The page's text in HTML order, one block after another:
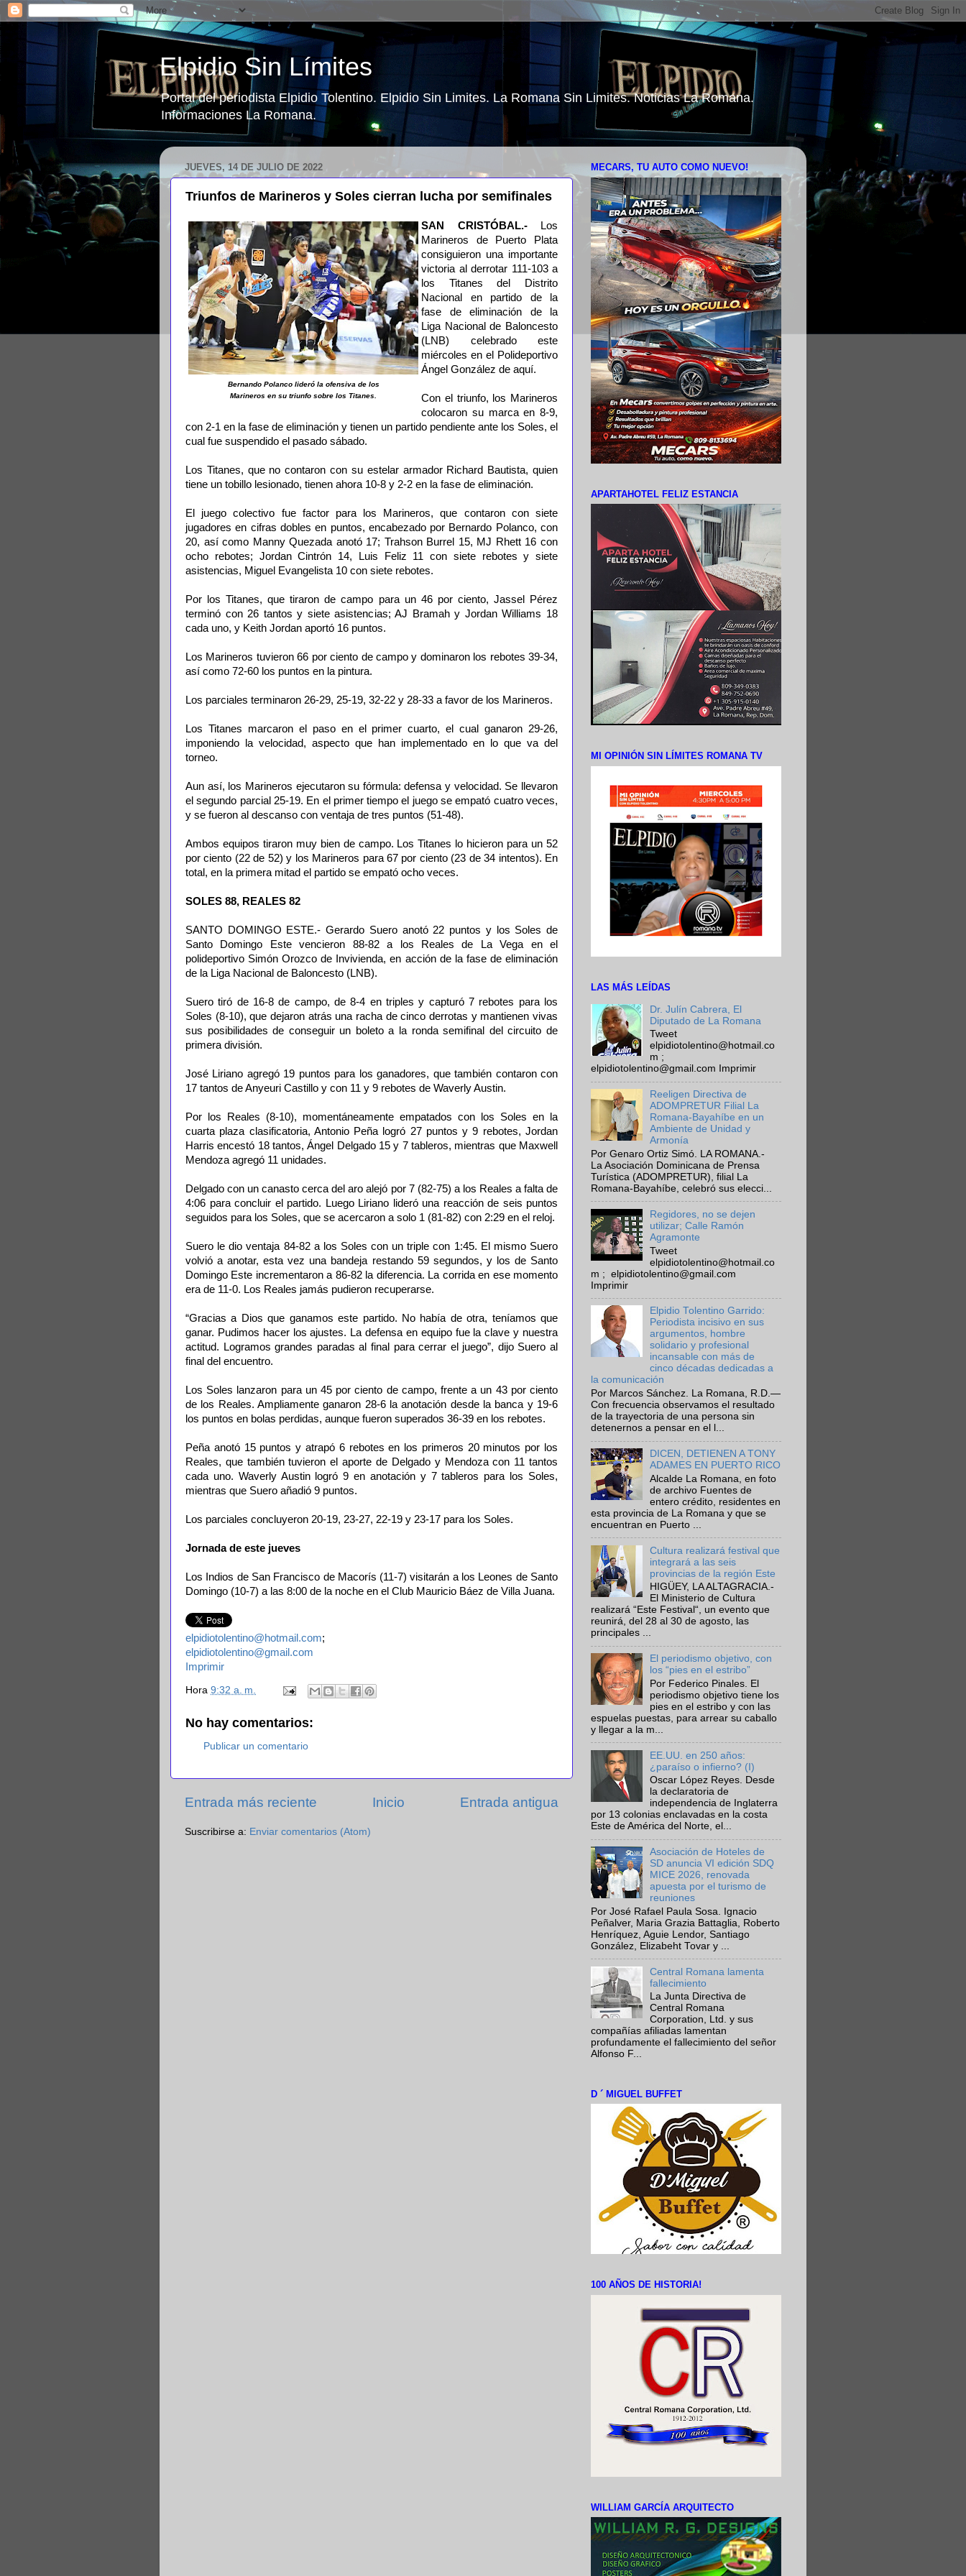
Elpidio Sin Límites
Portal del periodista Elpidio Tolentino. Elpidio Sin Limites. La Romana Sin Limites. Noticias La Romana.
Informaciones La Romana.
JUEVES, 14 DE JULIO DE 2022
Triunfos de Marineros y Soles cierran lucha por semifinales
Bernando Polanco lideró la ofensiva de los
Marineros en su triunfo sobre los Titanes.
SAN CRISTÓBAL.-
Los
Marineros de Puerto Plata
consiguieron una importante
victoria al derrotar 111-103 a
los Titanes del Distrito
Nacional en partido de la
fase de eliminación de la
Liga Nacional de Baloncesto
(LNB) celebrado este
miércoles en el Polideportivo
Ángel González de aquí.
Con el triunfo, los Marineros
colocaron su marca en 8-9,
con 2-1 en la fase de eliminación y tienen un partido pendiente ante los Soles, el
cual fue suspendido el pasado sábado.
Los Titanes, que no contaron con su estelar armador Richard Bautista, quien
tiene un tobillo lesionado, tienen ahora 10-8 y 2-2 en la fase de eliminación.
El juego colectivo fue factor para los Marineros, que contaron con siete
jugadores en cifras dobles en puntos, encabezado por Bernardo Polanco, con
20, así como Manny Quezada anotó 17; Trahson Burrel 15, MJ Rhett 16 con
ocho rebotes; Jordan Cintrón 14, Luis Feliz 11 con siete rebotes y siete
asistencias, Miguel Evangelista 10 con siete rebotes.
Por los Titanes, que tiraron de campo para un 46 por ciento, Jassel Pérez
terminó con 26 tantos y siete asistencias; AJ Bramah y Jordan Williams 18
cada uno, y Keith Jordan aportó 16 puntos.
Los Marineros tuvieron 66 por ciento de campo y dominaron los rebotes 39-34,
así como 72-60 los puntos en la pintura.
Los parciales terminaron 26-29, 25-19, 32-22 y 28-33 a favor de los Marineros.
Los Titanes marcaron el paso en el primer cuarto, el cual ganaron 29-26,
imponiendo la velocidad, aspecto que han implementado en lo que va del
torneo.
Aun así, los Marineros ejecutaron su fórmula: defensa y velocidad. Se llevaron
el segundo parcial 25-19. En el primer tiempo el juego se empató cuatro veces,
y se fueron al descanso con ventaja de tres puntos (51-48).
Ambos equipos tiraron muy bien de campo. Los Titanes lo hicieron para un 52
por ciento (22 de 52) y los Marineros para 67 por ciento (23 de 34 intentos). En
total, en la primera mitad el partido se empató ocho veces.
SOLES 88, REALES 82
SANTO DOMINGO ESTE.- Gerardo Suero anotó 22 puntos y los Soles de
Santo Domingo Este vencieron 88-82 a los Reales de La Vega en el
polideportivo Simón Orozco de Invivienda, en acción de la fase de eliminación
de la Liga Nacional de Baloncesto (LNB).
Suero tiró de 16-8 de campo, de 8-4 en triples y capturó 7 rebotes para los
Soles (8-10), que dejaron atrás una racha de cinco derrotas y mantienen vivas
sus posibilidades de conseguir un boleto a la ronda semifinal del circuito de
primera división.
José Liriano agregó 19 puntos para los ganadores, que también contaron con
17 tantos de Anyeuri Castillo y con 11 y 9 rebotes de Waverly Austin.
Por los Reales (8-10), momentáneamente empatados con los Soles en la
cuarta plaza clasificatoria, Antonio Peña logró 27 puntos y 9 rebotes, Jordan
Harris encestó 18 tantos, Ángel Delgado 15 y 7 tableros, mientras que Maxwell
Mendoza agregó 11 unidades.
Delgado con un canasto cerca del aro alejó por 7 (82-75) a los Reales a falta de
4:06 para concluir el partido. Luego Liriano lideró una reacción de seis puntos
seguidos para los Soles, que se acercaron a solo 1 (81-82) con 2:29 en el reloj.
Suero le dio ventaja 84-82 a los Soles con un triple con 1:45. El mismo Suero
volvió a anotar, esta vez una bandeja restando 59 segundos, y los de Santo
Domingo Este incrementaron a 86-82 la diferencia. La corrida en ese momento
era de 11-0. Los Reales jamás pudieron recuperarse.
“Gracias a Dios que ganamos este partido. No había de otra, teníamos que
ganar. Pudimos hacer los ajustes. La defensa en equipo fue la clave y nuestra
actitud. Logramos grandes paradas al final para cerrar el juego”, dijo Suero al
final del encuentro.
Los Soles lanzaron para un 45 por ciento de campo, frente a un 43 por ciento
de los Reales. Ampliamente ganaron 28-6 la anotación desde la banca y 19-6
los puntos en bolas perdidas, aunque fueron superados 36-39 en los rebotes.
Peña anotó 15 puntos y atrapó 6 rebotes en los primeros 20 minutos por los
Reales, que también tuvieron el aporte de Delgado y Mendoza con 11 tantos
cada uno. Waverly Austin logró 9 en anotación y 7 tableros para los Soles,
mientras que Suero añadió 9 puntos.
Los parciales concluyeron 20-19, 23-27, 22-19 y 23-17 para los Soles.
Jornada de este jueves
Los Indios de San Francisco de Macorís (11-7) visitarán a los Leones de Santo
Domingo (10-7) a las 8:00 de la noche en el Club Mauricio Báez de Villa Juana.
elpidiotolentino@hotmail.com;
elpidiotolentino@gmail.com
Imprimir
Hora 9:32 a. m.
No hay comentarios:
Publicar un comentario
Entrada más reciente Entrada antigua
Inicio
Suscribirse a: Enviar comentarios (Atom)
MECARS, TU AUTO COMO NUEVO!
APARTAHOTEL FELIZ ESTANCIA
MI OPINIÓN SIN LÍMITES ROMANA TV
LAS MÁS LEÍDAS
Dr. Julín Cabrera, El
Diputado de La Romana
Tweet
elpidiotolentino@hotmail.co
m ;
elpidiotolentino@gmail.com Imprimir
Reeligen Directiva de
ADOMPRETUR Filial La
Romana-Bayahíbe en un
Ambiente de Unidad y
Armonía
Por Genaro Ortiz Simó. LA ROMANA.-
La Asociación Dominicana de Prensa
Turística (ADOMPRETUR), filial La
Romana-Bayahíbe, celebró sus elecci...
Regidores, no se dejen
utilizar; Calle Ramón
Agramonte
Tweet
elpidiotolentino@hotmail.co
m ; elpidiotolentino@gmail.com
Imprimir
Elpidio Tolentino Garrido:
Periodista incisivo en sus
argumentos, hombre
solidario y profesional
incansable con más de
cinco décadas dedicadas a
la comunicación
Por Marcos Sánchez. La Romana, R.D.—
Con frecuencia observamos el resultado
de la trayectoria de una persona sin
detenernos a pensar en el l...
DICEN, DETIENEN A TONY
ADAMES EN PUERTO RICO
Alcalde La Romana, en foto
de archivo Fuentes de
entero crédito, residentes en
esta provincia de La Romana y que se
encuentran en Puerto ...
Cultura realizará festival que
integrará a las seis
provincias de la región Este
HIGÜEY, LA ALTAGRACIA.-
El Ministerio de Cultura
realizará “Este Festival“, un evento que
reunirá, del 28 al 30 de agosto, las
principales ...
El periodismo objetivo, con
los “pies en el estribo”
Por Federico Pinales. El
periodismo objetivo tiene los
pies en el estribo y con las
espuelas puestas, para arrear su caballo
y llegar a la m...
EE.UU. en 250 años:
¿paraíso o infierno? (I)
Oscar López Reyes. Desde
la declaratoria de
independencia de Inglaterra
por 13 colonias enclavadas en la costa
Este de América del Norte, el...
Asociación de Hoteles de
SD anuncia VI edición SDQ
MICE 2026, renovada
apuesta por el turismo de
reuniones
Por José Rafael Paula Sosa. Ignacio
Peñalver, Maria Grazia Battaglia, Roberto
Henríquez, Aguie Lendor, Santiago
González, Elizabeht Tovar y ...
Central Romana lamenta
fallecimiento
La Junta Directiva de
Central Romana
Corporation, Ltd. y sus
compañías afiliadas lamentan
profundamente el fallecimiento del señor
Alfonso F...
D ´ MIGUEL BUFFET
100 AÑOS DE HISTORIA!
WILLIAM GARCÍA ARQUITECTO